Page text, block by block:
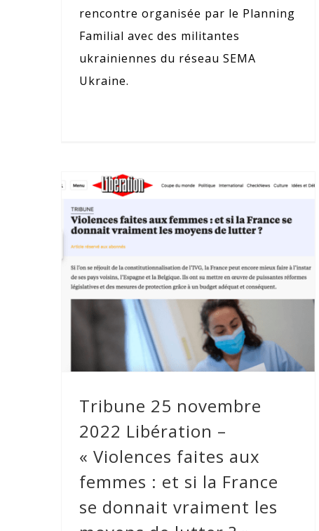
rencontre organisée par le Planning
Familial avec des militantes
ukrainiennes du réseau SEMA
Ukraine.
Tribune 25 novembre 2022
Libération – « Violences faites aux
femmes : et si la France se donnait
vraiment les moyens de lutter ? »
Tribune 25 novembre
2022 Libération –
« Violences faites aux
femmes : et si la France
se donnait vraiment les